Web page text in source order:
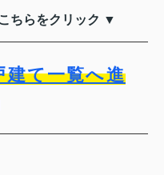
ちらをクリック ▼
建て一覧へ進